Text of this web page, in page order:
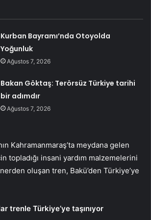
Kurban Bayramı’nda Otoyolda
Yoğunluk
Ağustos 7, 2026
Bakan Göktaş: Terörsüz Türkiye tarihi
bir adımdır
Ağustos 7, 2026
Kahramanmaraş’ta meydana gelen
topladığı insani yardım malzemelerini
oluşan tren, Bakü’den Türkiye’ye
trenle Türkiye’ye taşınıyor